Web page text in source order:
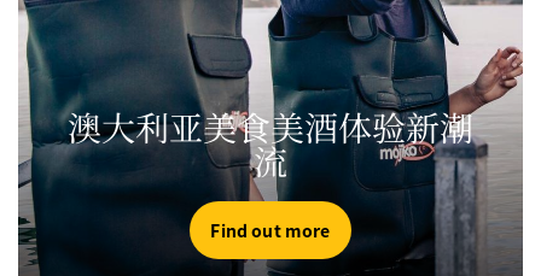
澳大利亚美食美酒体验新潮
流
Find out more